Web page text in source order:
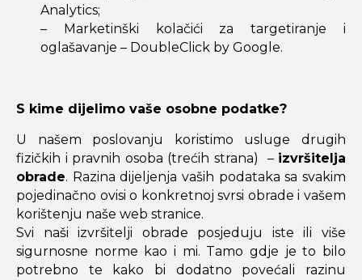
Analytics;
– Marketinški kolačići za targetiranje i
oglašavanje – DoubleClick by Google.
S kime dijelimo vaše osobne podatke?
U našem poslovanju koristimo usluge drugih
fizičkih i pravnih osoba (trećih strana) – izvršitelja
obrade. Razina dijeljenja vaših podataka sa svakim
pojedinačno ovisi o konkretnoj svrsi obrade i vašem
korištenju naše web stranice.
Svi naši izvršitelji obrade posjeduju iste ili više
sigurnosne norme kao i mi. Tamo gdje je to bilo
potrebno te kako bi dodatno povećali razinu